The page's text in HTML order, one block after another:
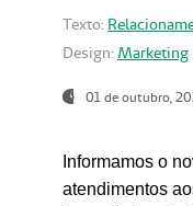
Texto:
Design: Marketing
01 de outubro,
Informamos o
atendimentos